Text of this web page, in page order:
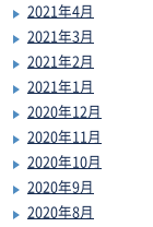
2021年4月
2021年3月
2021年2月
2021年1月
2020年12月
2020年11月
2020年10月
2020年9月
2020年8月